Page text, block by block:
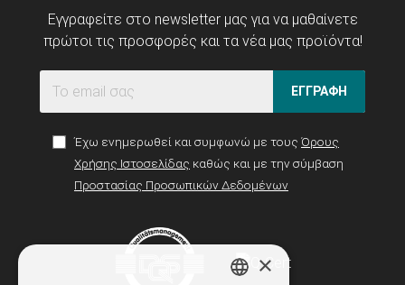
Εγγραφείτε στο newsletter μας για να μαθαίνετε
πρώτοι τις προσφορές και τα νέα μας προϊόντα!
ΕΓΓΡΑΦΗ
Έχω ενημερωθεί και συμφωνώ με τους Όρους
Χρήσης Ιστοσελίδας καθώς και με την σύμβαση
Προστασίας Προσωπικών Δεδομένων
×